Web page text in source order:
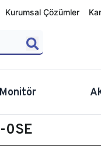
Kurumsal Çözümler
Monitör
0SE